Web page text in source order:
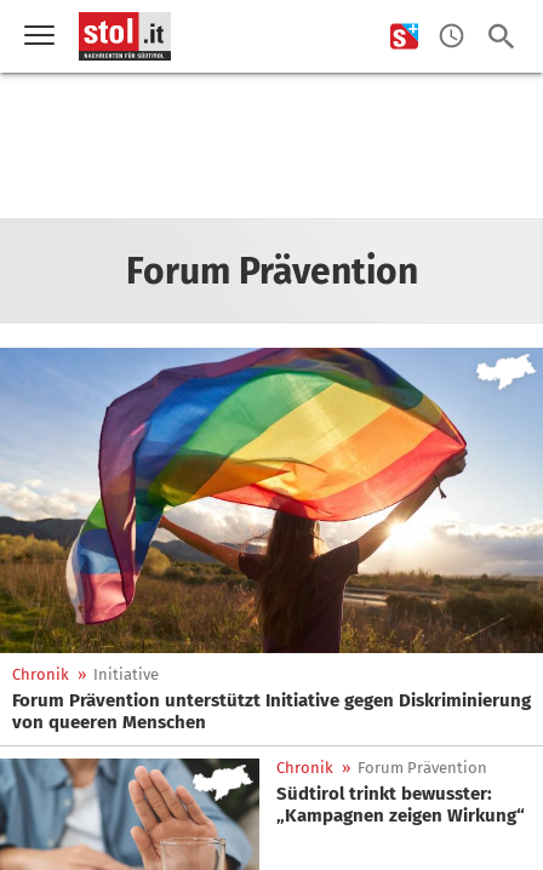
Forum Prävention
Chronik » Initiative
Forum Prävention unterstützt Initiative gegen Diskriminierung
von queeren Menschen
Chronik » Forum Prävention
Südtirol trinkt bewusster:
„Kampagnen zeigen Wirkung“